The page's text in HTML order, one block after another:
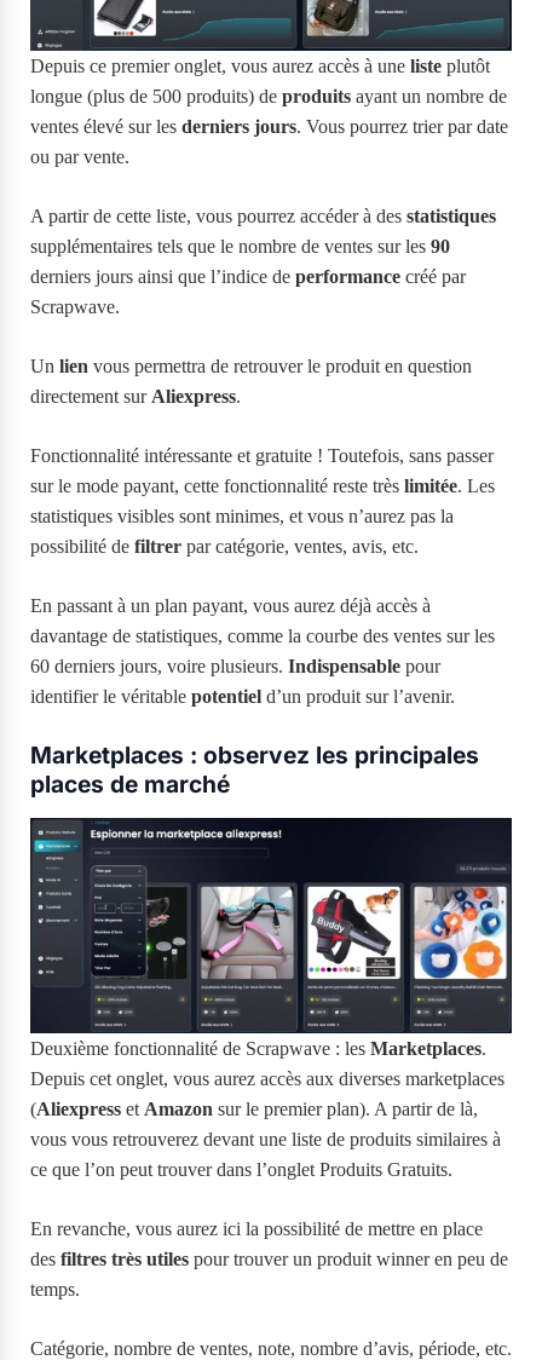
Depuis ce premier onglet, vous aurez accès à une liste plutôt
longue (plus de 500 produits) de produits ayant un nombre de
ventes élevé sur les derniers jours. Vous pourrez trier par date
ou par vente.
A partir de cette liste, vous pourrez accéder à des statistiques
supplémentaires tels que le nombre de ventes sur les 90
derniers jours ainsi que l’indice de performance créé par
Scrapwave.
Un lien vous permettra de retrouver le produit en question
directement sur Aliexpress.
Fonctionnalité intéressante et gratuite ! Toutefois, sans passer
sur le mode payant, cette fonctionnalité reste très limitée. Les
statistiques visibles sont minimes, et vous n’aurez pas la
possibilité de filtrer par catégorie, ventes, avis, etc.
En passant à un plan payant, vous aurez déjà accès à
davantage de statistiques, comme la courbe des ventes sur les
60 derniers jours, voire plusieurs. Indispensable pour
identifier le véritable potentiel d’un produit sur l’avenir.
Marketplaces : observez les principales
places de marché
Deuxième fonctionnalité de Scrapwave : les Marketplaces.
Depuis cet onglet, vous aurez accès aux diverses marketplaces
(Aliexpress et Amazon sur le premier plan). A partir de là,
vous vous retrouverez devant une liste de produits similaires à
ce que l’on peut trouver dans l’onglet Produits Gratuits.
En revanche, vous aurez ici la possibilité de mettre en place
des filtres très utiles pour trouver un produit winner en peu de
temps.
Catégorie, nombre de ventes, note, nombre d’avis, période, etc.